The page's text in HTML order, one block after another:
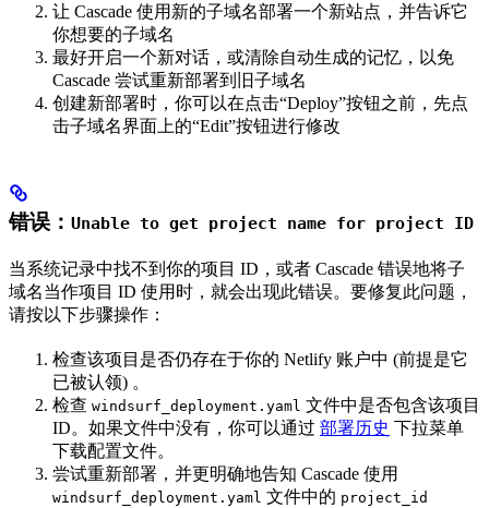
让 Cascade 使用新的子域名部署一个新站点，并告诉它
你想要的子域名
最好开启一个新对话，或清除自动生成的记忆，以免
Cascade 尝试重新部署到旧子域名
创建新部署时，你可以在点击“Deploy”按钮之前，先点
击子域名界面上的“Edit”按钮进行修改
错误： Unable to get project name for project ID
当系统记录中找不到你的项目 ID，或者 Cascade 错误地将子
域名当作项目 ID 使用时，就会出现此错误。要修复此问题，
请按以下步骤操作：
检查该项目是否仍存在于你的 Netlify 账户中 (前提是它
已被认领) 。
检查 windsurf_deployment.yaml 文件中是否包含该项目
ID。如果文件中没有，你可以通过 部署历史 下拉菜单
下载配置文件。
尝试重新部署，并更明确地告知 Cascade 使用
windsurf_deployment.yaml 文件中的 project_id